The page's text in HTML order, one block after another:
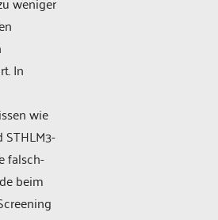
In
wie
falsch-
beim